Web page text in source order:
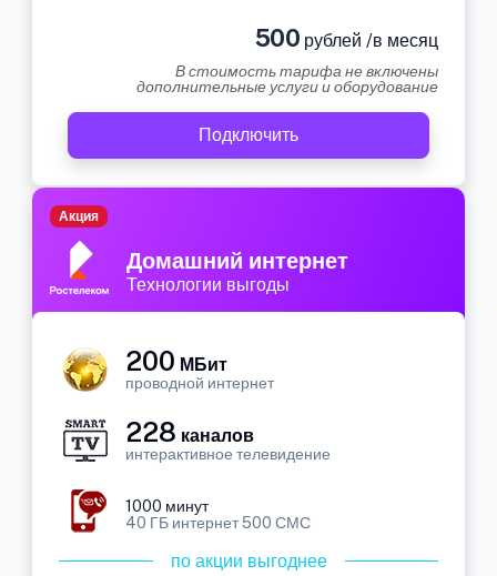
500 рублей /в месяц
В стоимость тарифа не включены
дополнительные услуги и оборудование
Подключить
Домашний интернет
Технологии выгоды
Акция
200 МБит
проводной интернет
228 каналов
интерактивное телевидение
1000 минут
40 ГБ интернет 500 СМС
по акции выгоднее